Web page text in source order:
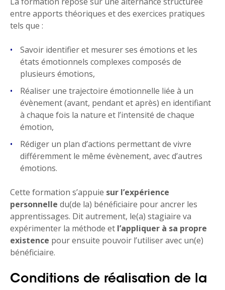
entre apports théoriques et des exercices pratiques
tels que :
Savoir identifier et mesurer ses émotions et les
états émotionnels complexes composés de
plusieurs émotions,
Réaliser une trajectoire émotionnelle liée à un
évènement (avant, pendant et après) en identifiant
à chaque fois la nature et l’intensité de chaque
émotion,
Rédiger un plan d’actions permettant de vivre
différemment le même évènement, avec d’autres
émotions.
Cette formation s’appuie sur l’expérience
personnelle du(de la) bénéficiaire pour ancrer les
apprentissages. Dit autrement, le(a) stagiaire va
expérimenter la méthode et l’appliquer à sa propre
existence pour ensuite pouvoir l’utiliser avec un(e)
bénéficiaire.
Conditions de réalisation de la